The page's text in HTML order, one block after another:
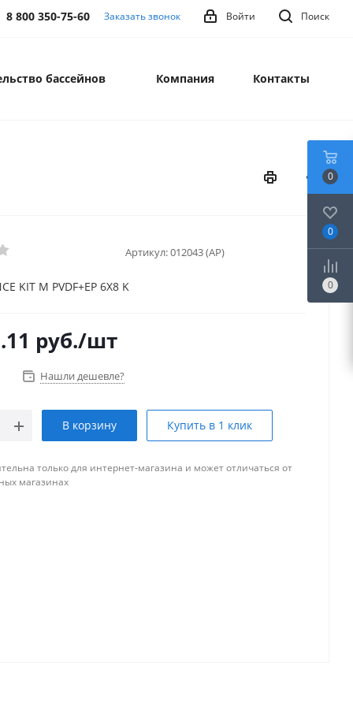
Поиск
Войти
8 800 350-75-60 Заказать звонок
бассейнов Компания Контакты
Артикул:012043 (AP)
KIT M PVDF+EP 6X8 K
руб./шт
Нашли дешевле?
В корзину Купить в 1 клик
только для интернет-магазина и может отличаться от
магазинах
0
0
0